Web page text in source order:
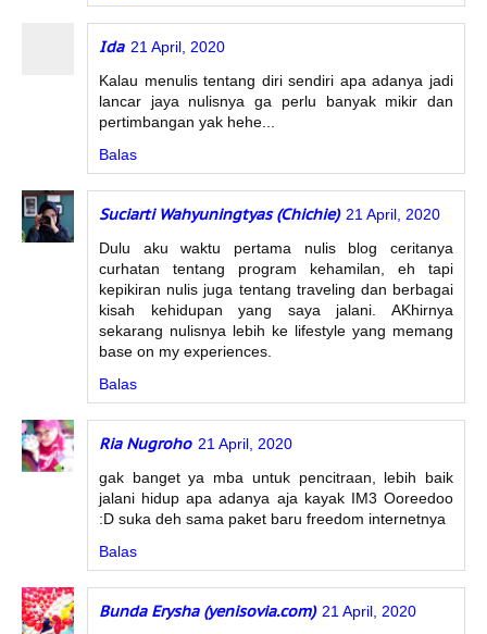
Ida 21 April, 2020
Kalau menulis tentang diri sendiri apa adanya jadi
lancar jaya nulisnya ga perlu banyak mikir dan
pertimbangan yak hehe...
Balas
Suciarti Wahyuningtyas (Chichie) 21 April, 2020
Dulu aku waktu pertama nulis blog ceritanya
curhatan tentang program kehamilan, eh tapi
kepikiran nulis juga tentang traveling dan berbagai
kisah kehidupan yang saya jalani. AKhirnya
sekarang nulisnya lebih ke lifestyle yang memang
base on my experiences.
Balas
Ria Nugroho 21 April, 2020
gak banget ya mba untuk pencitraan, lebih baik
jalani hidup apa adanya aja kayak IM3 Ooreedoo
:D suka deh sama paket baru freedom internetnya
Balas
Bunda Erysha (yenisovia.com) 21 April, 2020